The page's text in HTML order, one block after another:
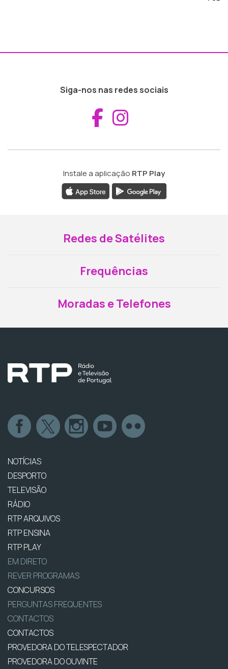
Siga-nos nas redes sociais
Aceder ao
Instale a aplicação RTP Play
Redes de Satélites
Frequências
Moradas e Telefones
NOTÍCIAS
DESPORTO
TELEVISÃO
RÁDIO
RTP ARQUIVOS
RTP ENSINA
RTP PLAY
EM DIRETO
REVER PROGRAMAS
CONCURSOS
PERGUNTAS FREQUENTES
CONTACTOS
CONTACTOS
PROVEDORA DO TELESPECTADOR
PROVEDORA DO OUVINTE